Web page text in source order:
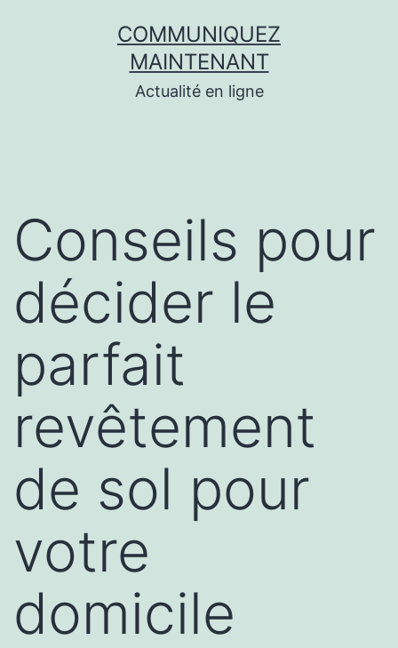
COMMUNIQUEZ
MAINTENANT
Actualité en ligne
Conseils pour
décider le
parfait
revêtement
de sol pour
votre
domicile